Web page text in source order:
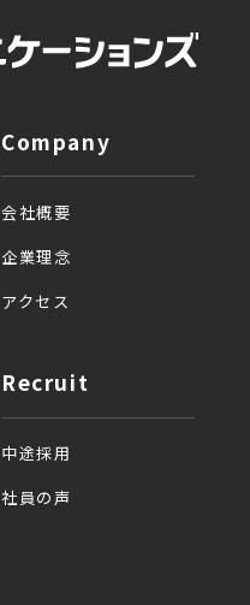
Company
会社概要
企業理念
アクセス
Recruit
中途採用
社員の声